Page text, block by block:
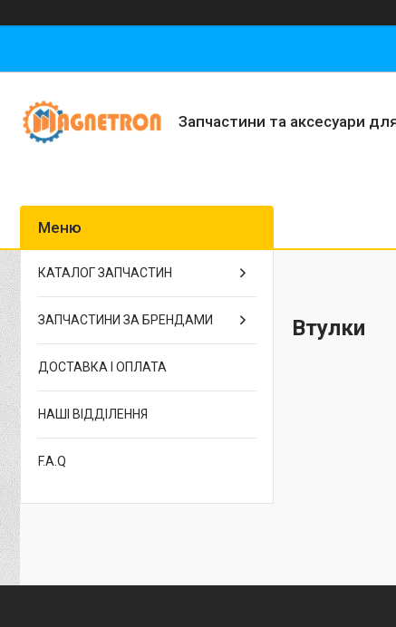
Запчастини та аксесуари
Втулки
КАТАЛОГ ЗАПЧАСТИН
ЗАПЧАСТИНИ ЗА БРЕНДАМИ
ДОСТАВКА І ОПЛАТА
НАШІ ВІДДІЛЕННЯ
F.A.Q